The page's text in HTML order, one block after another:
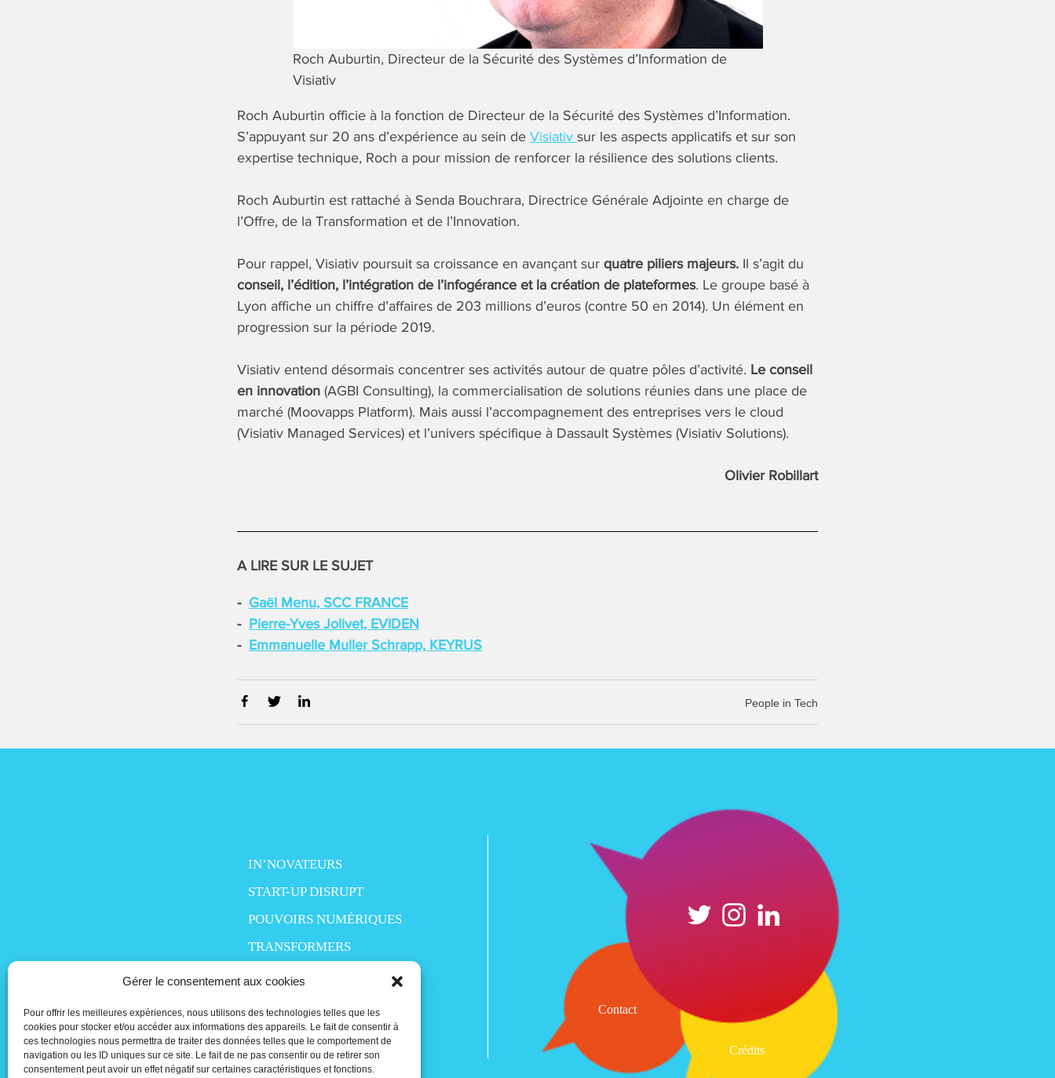
Gérer le consentement aux cookies
Pour offrir les meilleures expériences, nous utilisons des technologies telles que les
cookies pour stocker et/ou accéder aux informations des appareils. Le fait de consentir à
ces technologies nous permettra de traiter des données telles que le comportement de
navigation ou les ID uniques sur ce site. Le fait de ne pas consentir ou de retirer son
consentement peut avoir un effet négatif sur certaines caractéristiques et fonctions.
Roch Auburtin, Directeur de la Sécurité des Systèmes d’Information de
Visiativ
Roch Auburtin officie à la fonction de Directeur de la Sécurité des Systèmes d’Information.
S’appuyant sur 20 ans d’expérience au sein de Visiativ sur les aspects applicatifs et sur son
expertise technique, Roch a pour mission de renforcer la résilience des solutions clients.
Roch Auburtin est rattaché à Senda Bouchrara, Directrice Générale Adjointe en charge de
l’Offre, de la Transformation et de l’Innovation.
Pour rappel, Visiativ poursuit sa croissance en avançant sur quatre piliers majeurs. Il s’agit du
conseil, l’édition, l’intégration de l’infogérance et la création de plateformes. Le groupe basé à
Lyon affiche un chiffre d’affaires de 203 millions d’euros (contre 50 en 2014). Un élément en
progression sur la période 2019.
Visiativ entend désormais concentrer ses activités autour de quatre pôles d’activité. Le conseil
en innovation (AGBI Consulting), la commercialisation de solutions réunies dans une place de
marché (Moovapps Platform). Mais aussi l’accompagnement des entreprises vers le cloud
(Visiativ Managed Services) et l’univers spécifique à Dassault Systèmes (Visiativ Solutions).
Olivier Robillart
A LIRE SUR LE SUJET
Gaël Menu, SCC FRANCE
Pierre-Yves Jolivet, EVIDEN
Emmanuelle Muller Schrapp, KEYRUS
People in Tech
IN’NOVATEURS
START-UP DISRUPT
POUVOIRS NUMÉRIQUES
TRANSFORMERS
SMART LIFE
PEOPLE IN TECH
Crédits
Contact